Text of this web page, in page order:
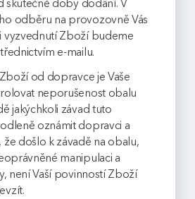
skutečné doby dodání. V
odběru na provozovně Vás
vyzvednutí Zboží budeme
e-mailu.
od dopravce je Vaše
neporušenost obalu
jakýchkoli závad tuto
oznámit dopravci a
došlo k závadě na obalu,
manipulaci a
není Vaší povinností Zboží